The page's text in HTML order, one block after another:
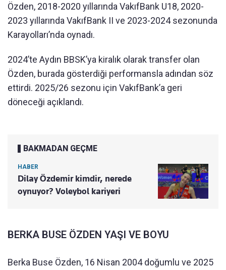
Özden, 2018-2020 yıllarında VakıfBank U18, 2020-
2023 yıllarında VakıfBank II ve 2023-2024 sezonunda
Karayolları’nda oynadı.
2024’te Aydın BBSK’ya kiralık olarak transfer olan
Özden, burada gösterdiği performansla adından söz
ettirdi. 2025/26 sezonu için VakıfBank’a geri
döneceği açıklandı.
BAKMADAN GEÇME
HABER
Dilay Özdemir kimdir, nerede
oynuyor? Voleybol kariyeri
BERKA BUSE ÖZDEN YAŞI VE BOYU
Berka Buse Özden, 16 Nisan 2004 doğumlu ve 2025